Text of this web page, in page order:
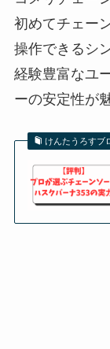
初めてチェー
操作できるシ
経験豊富なユ
ーの安定性が
けんたうろすブ